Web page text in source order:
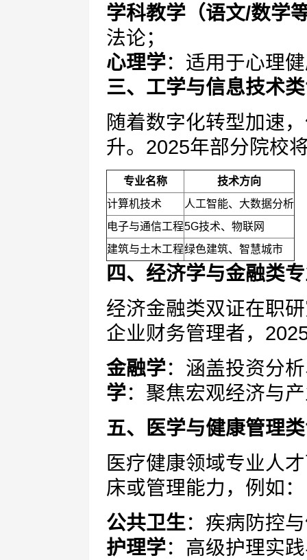
学科教学（语文/数学
法论；
心理学：适用于心理
三、工学与信息技术
随着数字化转型加速
升。2025年部分院校
专业名称
技术方向
计算机技术
人工智能、大数据分析
电子与通信工程5G技术、物联网
建筑与土木工程绿色建筑、智慧城市
四、经济学与金融类
经济金融类双证在职
企业财务管理者，
金融学：涵盖投资分
学：聚焦宏观经济与
五、医学与健康管理
医疗健康领域专业人
床或管理能力，例如：
公共卫生：疾病防控
护理学：高级护理实